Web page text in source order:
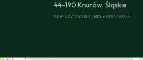
44-190 Knurów, Śląskie
NIP: 6271930582 | BDO: 000736929